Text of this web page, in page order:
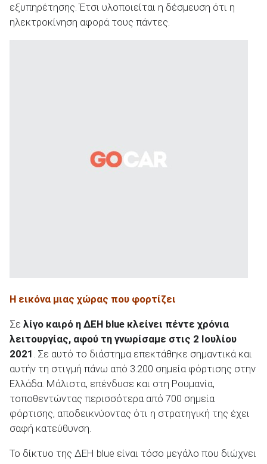
εξυπηρέτησης. Έτσι υλοποιείται η δέσμευση ότι η
ηλεκτροκίνηση αφορά τους πάντες.
Η εικόνα μιας χώρας που φορτίζει
Σε λίγο καιρό η ΔΕΗ blue κλείνει πέντε χρόνια
λειτουργίας, αφού τη γνωρίσαμε στις 2 Ιουλίου
2021 . Σε αυτό το διάστημα επεκτάθηκε σημαντικά και
αυτήν τη στιγμή πάνω από 3.200 σημεία φόρτισης στην
Ελλάδα. Μάλιστα, επένδυσε και στη Ρουμανία,
τοποθεντώντας περισσότερα από 700 σημεία
φόρτισης, αποδεικνύοντας ότι η στρατηγική της έχει
σαφή κατεύθυνση.
Το δίκτυο της ΔΕΗ blue είναι τόσο μεγάλο που διώχνει